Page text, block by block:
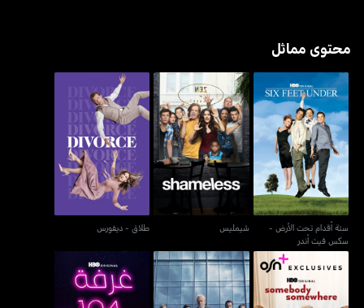
محتوى مماثل
ستة أقدام تحت الأرض -
سكس فيت أندر
ستة أقدام تحت الأرض -
سكس فيت أندر
شيمليس
شيمليس
طلاق - ديفورس
طلاق - ديفورس